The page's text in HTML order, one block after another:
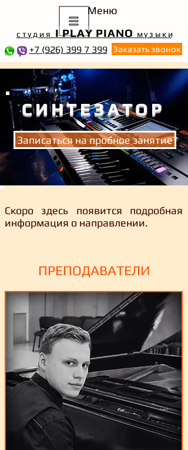
Меню
студия I PLAY PIANO музык и
+7 (926) 399 7 399 Заказать звонок
Скоро здесь появится подробная
информация о направлении.
ПРЕПОДАВАТЕЛИ
СИНТЕЗАТОР
Записаться на пробное занятие